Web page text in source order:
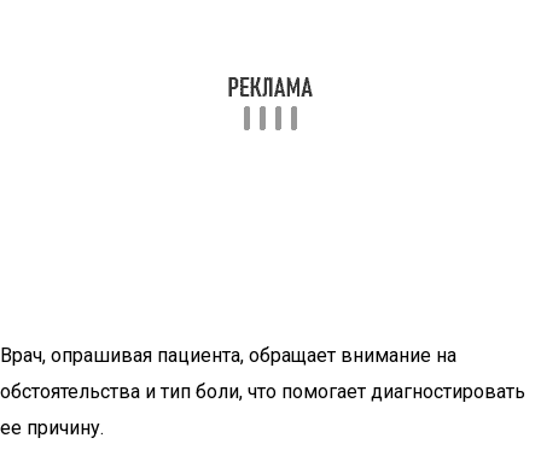
Врач, опрашивая пациента, обращает внимание на
обстоятельства и тип боли, что помогает диагностировать
ее причину.